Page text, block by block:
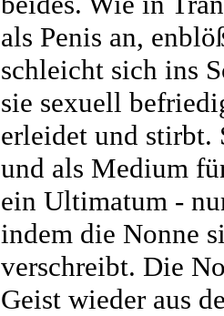
als Penis an,
schleicht sich ins
sie sexuell
erleidet und stirbt.
und als Medium
ein Ultimatum -
indem die Nonne
verschreibt. Die
Geist wieder aus